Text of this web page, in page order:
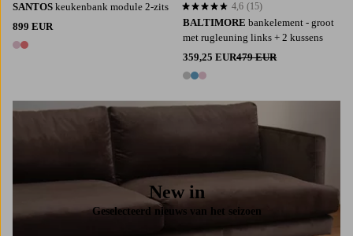
SANTOS keukenbank module 2-zits
899 EUR
2 kleuren
BALTIMORE bankelement - groot
met rugleuning links + 2 kussens
359,25 EUR479 EUR
3 kleuren
4,6 op basis van 15 beoordelingen
4,6 (15)
New in
Geselecteerd nieuws van het seizoen